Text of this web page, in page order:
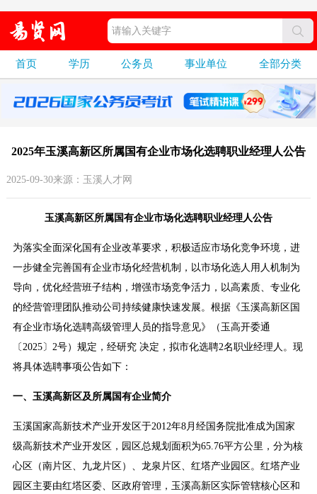
首页 学历 公务员 事业单位 全部分类
2025年玉溪高新区所属国有企业市场化选聘职业经理人公告
2025-09-30来源：玉溪人才网
玉溪高新区所属国有企业市场化选聘职业经理人公告
为落实全面深化国有企业改革要求，积极适应市场化竞争环境，进
一步健全完善国有企业市场化经营机制，以市场化选人用人机制为
导向，优化经营班子结构，增强市场竞争活力，以高素质、专业化
的经营管理团队推动公司持续健康快速发展。根据《玉溪高新区国
有企业市场化选聘高级管理人员的指导意见》（玉高开委通
〔2025〕2号）规定，经研究 决定，拟市化选聘2名职业经理人。现
将具体选聘事项公告如下：
一、玉溪高新区及所属国有企业简介
玉溪国家高新技术产业开发区于2012年8月经国务院批准成为国家
级高新技术产业开发区，园区总规划面积为65.76平方公里，分为核
心区（南片区、九龙片区）、龙泉片区、红塔产业园区。红塔产业
园区主要由红塔区委、区政府管理，玉溪高新区实际管辖核心区和